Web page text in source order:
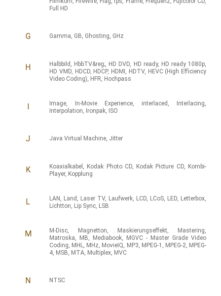
Full HD
G Gamma, GB, Ghosting, GHz
H Halbbild , HbbTV&reg;, HD DVD, HD ready, HD ready 1080p,
HD VMD, HDCD, HDCP, HDMI , HDTV, HEVC (High Efficiency
Video Coding), HFR, Hochpass
Image, In-Movie Experience, interlaced , Interlacing,
Interpolation, Ironpak, ISO
J Java Virtual Machine, Jitter
K Koaxialkabel , Kodak Photo CD, Kodak Picture CD, Kombi-
Player, Kopplung
L LAN , Land , Laser TV, Laufwerk, LCD, LCoS, LED, Letterbox,
Lichtton, Lip Sync, LSB
M M-Disc, Magnetton, Maskierungseffekt, Mastering,
Matroska, MB, Mediabook,
MGVC - Master Grade Video
Coding, MHL, MHz, MovieIQ, MP3, MPEG-1 , MPEG-2, MPEG-
4, MSB, MTA, Multiplex, MVC
N NTSC